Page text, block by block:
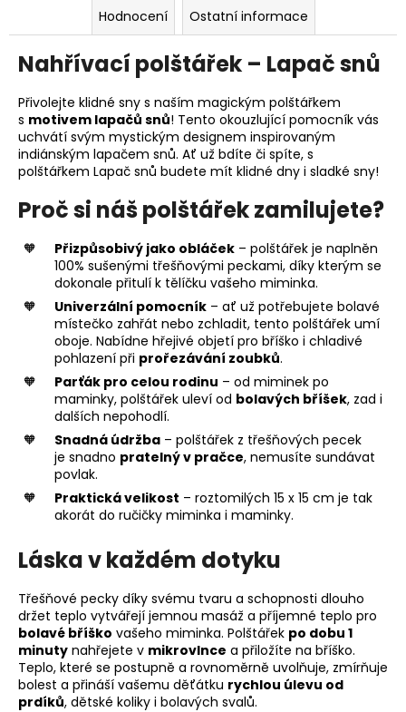
Hodnocení
Ostatní informace
Nahřívací polštářek – Lapač snů
Přivolejte klidné sny s naším magickým polštářkem
s motivem lapačů snů! Tento okouzlující pomocník vás
uchvátí svým mystickým designem inspirovaným
indiánským lapačem snů. Ať už bdíte či spíte, s
polštářkem Lapač snů budete mít klidné dny i sladké sny!
Proč si náš polštářek zamilujete?
Přizpůsobivý jako obláček – polštářek je naplněn
100% sušenými třešňovými peckami, díky kterým se
dokonale přitulí k tělíčku vašeho miminka.
Univerzální pomocník – ať už potřebujete bolavé
místečko zahřát nebo zchladit, tento polštářek umí
oboje. Nabídne hřejivé objetí pro bříško i chladivé
pohlazení při prořezávání zoubků.
Parťák pro celou rodinu – od miminek po
maminky, polštářek uleví od bolavých bříšek, zad i
dalších nepohodlí.
Snadná údržba – polštářek z třešňových pecek
je snadno pratelný v pračce, nemusíte sundávat
povlak.
Praktická velikost – roztomilých 15 x 15 cm je tak
akorát do ručičky miminka i maminky.
Láska v každém dotyku
Třešňové pecky díky svému tvaru a schopnosti dlouho
držet teplo vytvářejí jemnou masáž a příjemné teplo pro
bolavé bříško vašeho miminka. Polštářek po dobu 1
minuty nahřejete v mikrovlnce a přiložíte na bříško.
Teplo, které se postupně a rovnoměrně uvolňuje, zmírňuje
bolest a přináší vašemu děťátku rychlou úlevu od
prdíků, dětské koliky i bolavých svalů.